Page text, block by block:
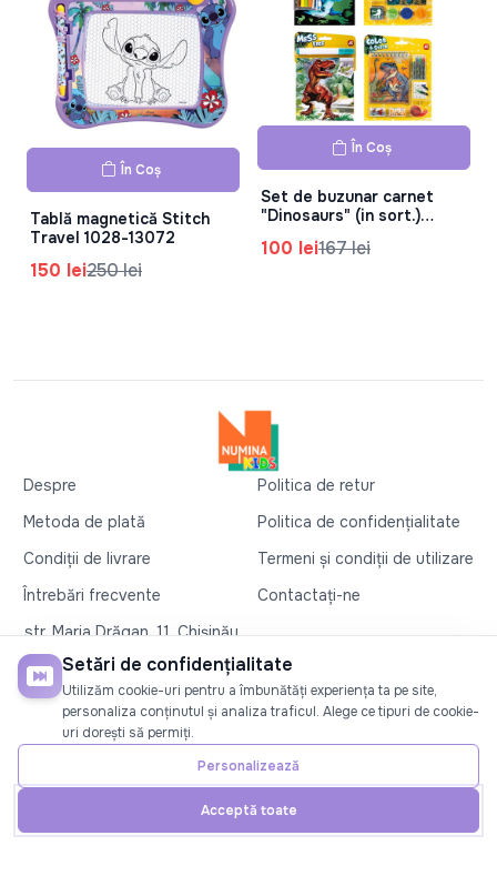
Telefon Cont
În Coș
Tablă magnetică Stitch
Travel 1028-13072
150 lei250 lei
În Coș
Set de buzunar carnet
"Dinosaurs" (in sort.)
100 lei167 lei
Despre
Politica de retur
Metoda de plată
Politica de confidențialitate
Condiții de livrare
Termeni și condiții de utilizare
Întrebări frecvente
Contactați-ne
str. Maria Drăgan, 11, Chișinău
+37360327279
©2026Numina Kids. Toate drepturile rezervate
SOCIAL
Setări de confidențialitate
Utilizăm cookie-uri pentru a îmbunătăți experiența ta pe site,
personaliza conținutul și analiza traficul. Alege ce tipuri de cookie-
uri dorești să permiți.
Personalizează
Acceptă toate